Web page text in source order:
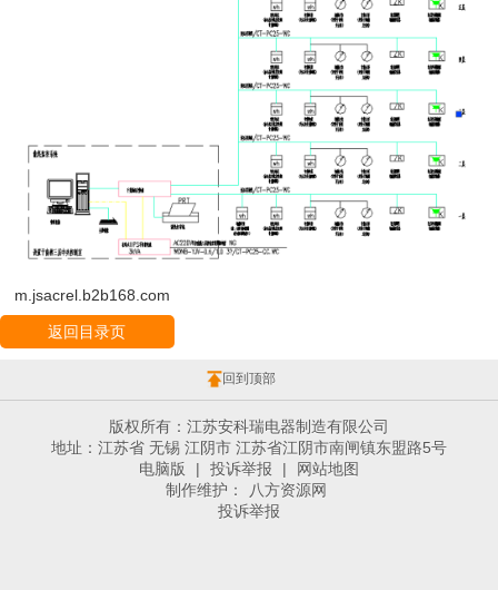
m.jsacrel.b2b168.com
返回目录页
回到顶部
版权所有：江苏安科瑞电器制造有限公司
地址：江苏省 无锡 江阴市 江苏省江阴市南闸镇东盟路5号
电脑版
| 投诉举报 |
网站地图
制作维护：
八方资源网
投诉举报